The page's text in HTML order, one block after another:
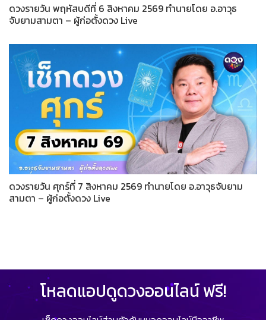
ดวงรายวัน พฤหัสบดีที่ 6 สิงหาคม 2569 ทำนายโดย อ.อาวุธ
จับยามสามตา – ผู้ก่อตั้งดวง Live
ดวงรายวัน ศุกร์ที่ 7 สิงหาคม 2569 ทำนายโดย อ.อาวุธจับยาม
สามตา – ผู้ก่อตั้งดวง Live
โหลดแอปดูดวงออนไลน์ ฟรี!